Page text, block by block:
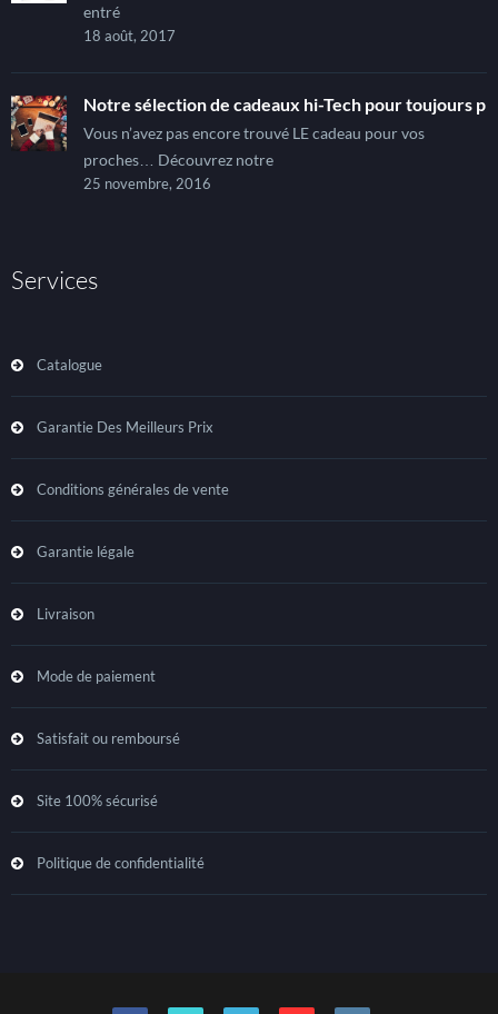
entré
18 août, 2017
Notre sélection de cadeaux hi-Tech pour toujours
Vous n’avez pas encore trouvé LE cadeau pour vos
proches… Découvrez notre
25 novembre, 2016
Services
Catalogue
Garantie Des Meilleurs Prix
Conditions générales de vente
Garantie légale
Livraison
Mode de paiement
Satisfait ou remboursé
Site 100% sécurisé
Politique de confidentialité